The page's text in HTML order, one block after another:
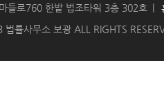
들로760 한밭 법조타워 3층 302호
률사무소 보광 ALL RIGHTS